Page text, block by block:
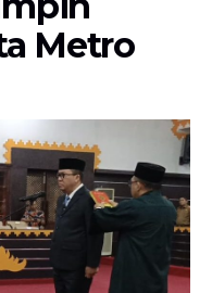
Metro